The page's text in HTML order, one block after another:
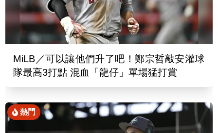
MiLB／可以讓他們升了吧！鄭宗哲敲安灌球
隊最高3打點 混血「龍仔」單場猛打賞
熱門